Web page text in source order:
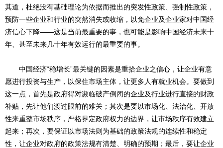
其道，杜绝没有基础理论为依据而推出的突发性政策、强制性政策，
预防一些企业和行业的突然消失或收缩，以免企业及企业家对中国经
济信心下降——这是当前最重要的事，也可能是影响中国经济未来十
年、甚至未来几十年有效运行的最重要的事。
中国经济“稳增长”最关键的因素是重拾企业之信心，让企业有意
愿进行投资与生产，以保住市场主体，让更多人有就业机会。要做到
这一点，首先是政府得对濒临破产倒闭的企业及行业进行直接的财政
补贴，先让他们渡过眼前的难关；其次是要以市场化、法治化、开放
性来重整市场秩序，严格界定政府权力的边界，让市场秩序有效建立
起来；再次，要保证以市场法则为基础的政策法规的连续性和稳定
性，让企业对政府的政策法规有清楚、明确的预期；最后，要让企业